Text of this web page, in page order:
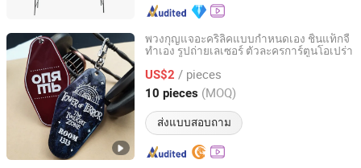
พวงกุญแจอะคริลิคแบบกำหนดเอง ชิ้นแท็กจี้
ทำเอง รูปถ่ายเลเซอร์ ตัวละครการ์ตูนโอเปร่า
US$2 / pieces
10 pieces (MOQ)
ส่งแบบสอบถาม
Dongguan Yamei Plastic Industry Co., Ltd.
Guangdong, China อัตราจาก 2024